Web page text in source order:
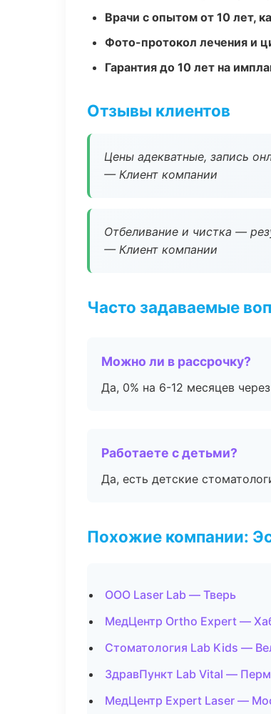
Врачи с опытом от 10 лет,
Фото-протокол лечения и
Гарантия до 10 лет на
Отзывы клиентов
Цены адекватные, запись
— Клиент компании
Отбеливание и чистка —
— Клиент компании
Часто задаваемые
Можно ли в рассрочку?
Да, 0% на 6-12 месяцев
Работаете с детьми?
Да, есть детские
Похожие компании:
ООО Laser Lab — Тверь
МедЦентр Ortho Expert —
Стоматология Lab Kids —
ЗдравПункт Lab Vital —
МедЦентр Expert Laser —